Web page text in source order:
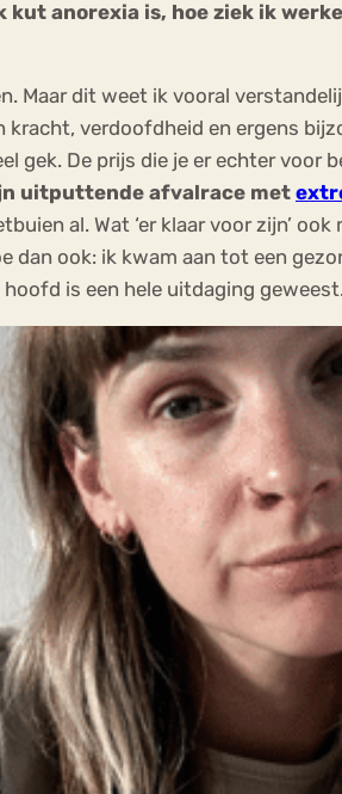
anorexia is, hoe ziek ik
Maar dit weet ik vooral
verdoofdheid en ergens
De prijs die je er echter voor
uitputtende afvalrace met
al. Wat ‘er klaar voor zijn’
ook: ik kwam aan tot een
is een hele uitdaging geweest.